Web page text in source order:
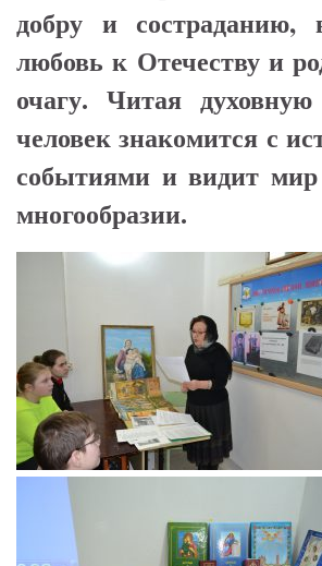
добру и состраданию,
любовь к Отечеству и
очагу. Читая духовную
человек знакомится с
событиями и видит мир
многообразии.